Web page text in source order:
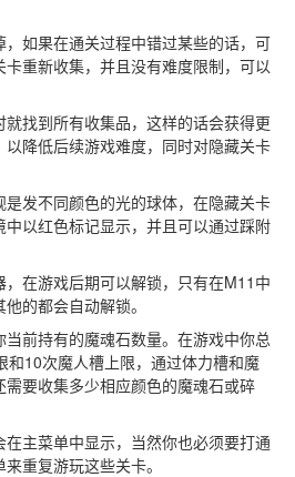
如果在通关过程中错过某些的话，可
重新收集，并且没有难度限制，可以
找到所有收集品，这样的话会获得更
降低后续游戏难度，同时对隐藏关卡
发不同颜色的光的球体，在隐藏关卡
以红色标记显示，并且可以通过踩附
在游戏后期可以解锁，只有在M11中
的都会自动解锁。
前持有的魔魂石数量。在游戏中你总
和10次魔人槽上限，通过体力槽和魔
要收集多少相应颜色的魔魂石或碎
主菜单中显示，当然你也必须要打通
重复游玩这些关卡。